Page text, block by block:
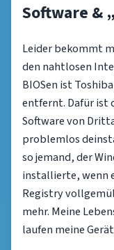
Software &
Leider bekommt
den nahtlosen
BIOSen ist
entfernt. Dafür ist
Software von
problemlos
so jemand, der
installierte, wenn
Registry
mehr. Meine
laufen meine